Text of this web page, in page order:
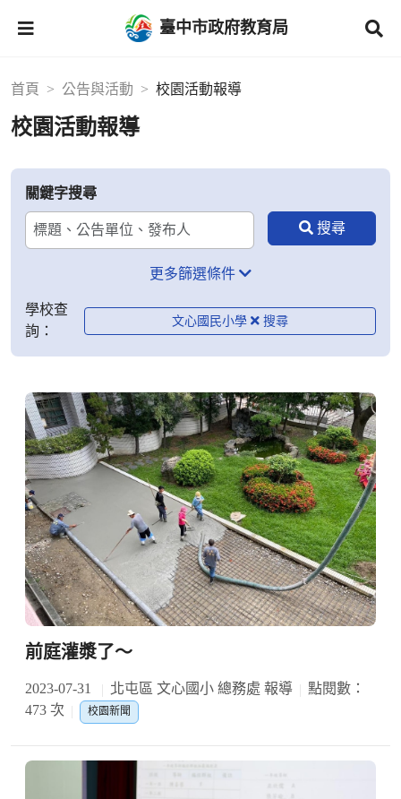
臺中市政府教育局
首頁 公告與活動 校園活動報導
校園活動報導
關鍵字搜尋
更多篩選條件
學校查
詢：
文心國民小學
前庭灌漿了～
2023-07-31 北屯區 文心國小 總務處 報導
點閱數：
473 次
校園新聞